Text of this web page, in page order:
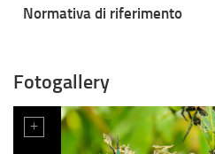
Normativa di riferimento
Fotogallery